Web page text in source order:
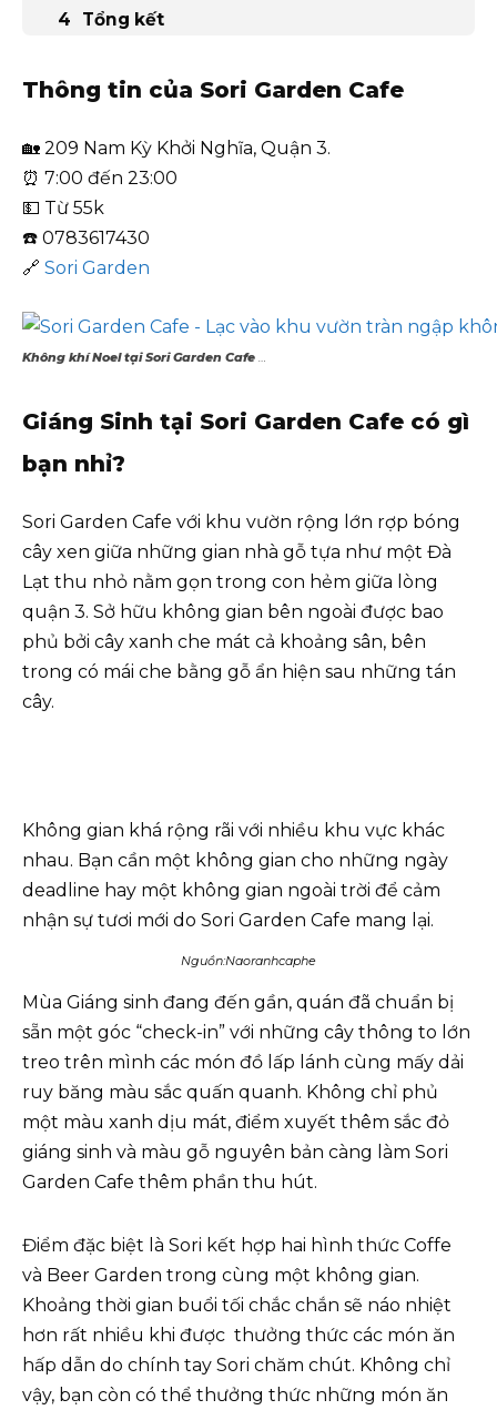
Tổng kết
Thông tin của Sori Garden Cafe
🏡 209 Nam Kỳ Khởi Nghĩa, Quận 3.
⏰ 7:00 đến 23:00
💵 Từ 55k
☎️ 0783617430
🔗 Sori Garden
Không khí Noel tại Sori Garden Cafe …
Giáng Sinh tại Sori Garden Cafe có gì
bạn nhỉ?
Sori Garden Cafe với khu vườn rộng lớn rợp bóng
cây xen giữa những gian nhà gỗ tựa như một Đà
Lạt thu nhỏ nằm gọn trong con hẻm giữa lòng
quận 3. Sở hữu không gian bên ngoài được bao
phủ bởi cây xanh che mát cả khoảng sân, bên
trong có mái che bằng gỗ ẩn hiện sau những tán
cây.
Không gian khá rộng rãi với nhiều khu vực khác
nhau. Bạn cần một không gian cho những ngày
deadline hay một không gian ngoài trời để cảm
nhận sự tươi mới do Sori Garden Cafe mang lại.
Nguồn:Naoranhcaphe
Mùa Giáng sinh đang đến gần, quán đã chuẩn bị
sẵn một góc “check-in” với những cây thông to lớn
treo trên mình các món đồ lấp lánh cùng mấy dải
ruy băng màu sắc quấn quanh. Không chỉ phủ
một màu xanh dịu mát, điểm xuyết thêm sắc đỏ
giáng sinh và màu gỗ nguyên bản càng làm Sori
Garden Cafe thêm phần thu hút.
Điểm đặc biệt là Sori kết hợp hai hình thức Coffe
và Beer Garden trong cùng một không gian.
Khoảng thời gian buổi tối chắc chắn sẽ náo nhiệt
hơn rất nhiều khi được thưởng thức các món ăn
hấp dẫn do chính tay Sori chăm chút. Không chỉ
vậy, bạn còn có thể thưởng thức những món ăn